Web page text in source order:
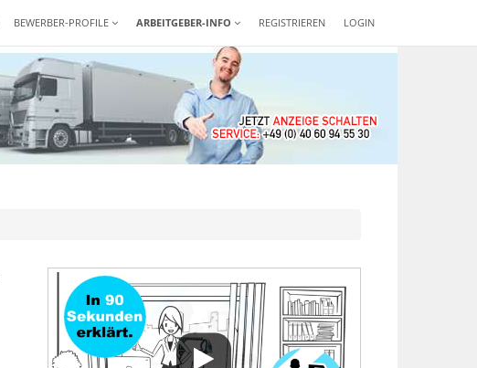
REGISTRIEREN LOGIN
BEWERBER-PROFILE ARBEITGEBER-INFO